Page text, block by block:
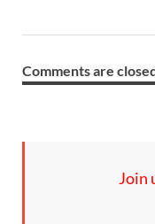
Comments are
Join